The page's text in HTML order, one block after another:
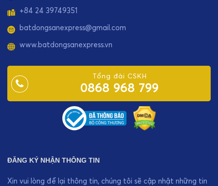
+84 24 39749351
batdongsanexpress@gmail.com
www.batdongsanexpress.vn
Tổng đài CSKH
0868 968 799
ĐĂNG KÝ NHẬN THÔNG TIN
Xin vui lòng để lại thông tin, chúng tôi sẽ cập nhật những tin